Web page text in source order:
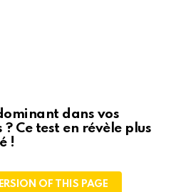
dans vos
Ce test en révèle plus
!
OF THIS PAGE